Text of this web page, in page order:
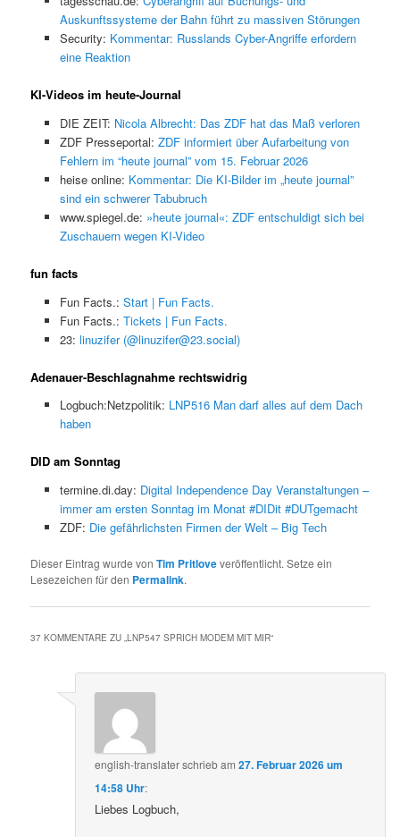
Auskunftssysteme der Bahn führt zu massiven Störungen
Security: Kommentar: Russlands Cyber-Angriffe erfordern
eine Reaktion
KI-Videos im heute-Journal
DIE ZEIT: Nicola Albrecht: Das ZDF hat das Maß verloren
ZDF Presseportal: ZDF informiert über Aufarbeitung von
Fehlern im “heute journal” vom 15. Februar 2026
heise online: Kommentar: Die KI-Bilder im „heute journal”
sind ein schwerer Tabubruch
www.spiegel.de: »heute journal«: ZDF entschuldigt sich bei
Zuschauern wegen KI-Video
fun facts
Fun Facts.: Start | Fun Facts.
Fun Facts.: Tickets | Fun Facts.
23: linuzifer (@linuzifer@23.social)
Adenauer-Beschlagnahme rechtswidrig
Logbuch:Netzpolitik: LNP516 Man darf alles auf dem Dach
haben
DID am Sonntag
termine.di.day: Digital Independence Day Veranstaltungen –
immer am ersten Sonntag im Monat #DIDit #DUTgemacht
ZDF: Die gefährlichsten Firmen der Welt – Big Tech
Dieser Eintrag wurde vonTim Pritloveveröffentlicht. Setze ein
Lesezeichen für den Permalink.
37 KOMMENTARE ZU „LNP547 SPRICH MODEM MIT MIR“
english-translaterschriebam27. Februar 2026 um
14:58 Uhr:
Liebes Logbuch,